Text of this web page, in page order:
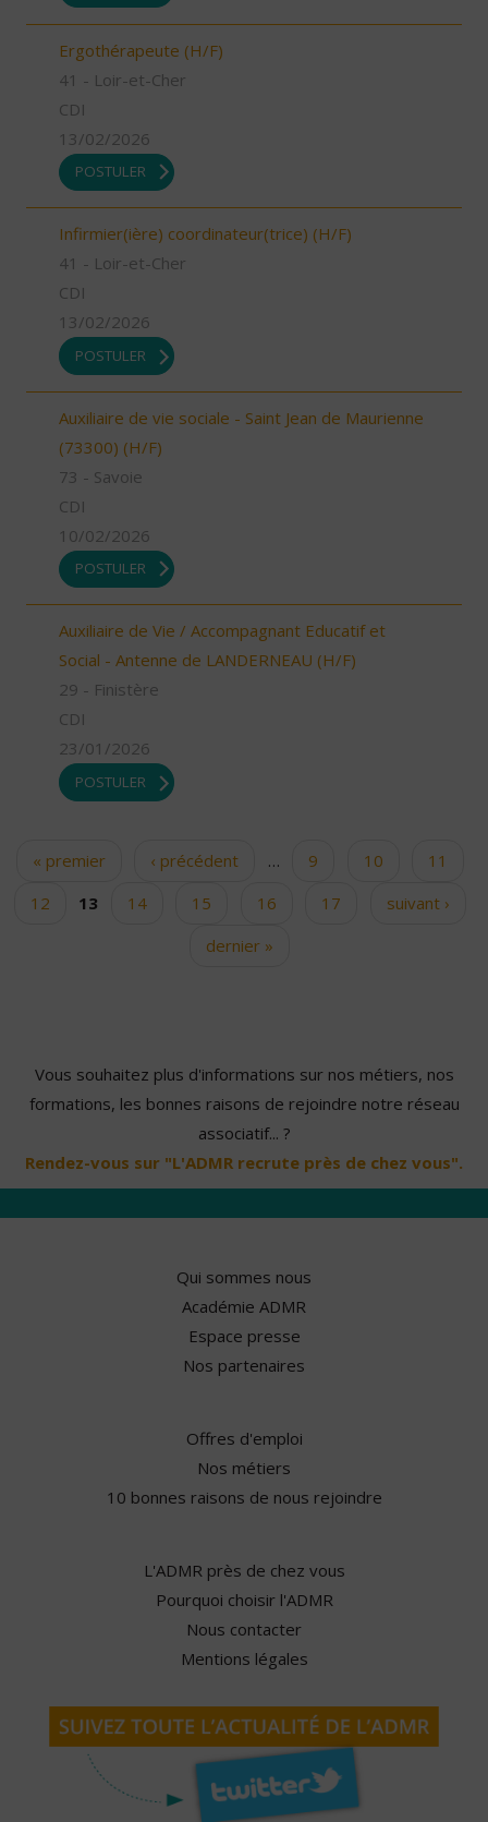
Ergothérapeute (H/F)
41 - Loir-et-Cher
CDI
13/02/2026
POSTULER
Infirmier(ière) coordinateur(trice) (H/F)
41 - Loir-et-Cher
CDI
13/02/2026
POSTULER
Auxiliaire de vie sociale - Saint Jean de Maurienne
(73300) (H/F)
73 - Savoie
CDI
10/02/2026
POSTULER
Auxiliaire de Vie / Accompagnant Educatif et
Social - Antenne de LANDERNEAU (H/F)
29 - Finistère
CDI
23/01/2026
POSTULER
Pages
« premier ‹ précédent … 9 10
11
12
13 14 15 16 17
suivant ›
dernier »
Vous souhaitez plus d'informations sur nos métiers, nos
formations, les bonnes raisons de rejoindre notre réseau
associatif... ?
Rendez-vous sur "L'ADMR recrute près de chez vous".
Qui sommes nous
Académie ADMR
Espace presse
Nos partenaires
Offres d'emploi
Nos métiers
10 bonnes raisons de nous rejoindre
L'ADMR près de chez vous
Pourquoi choisir l'ADMR
Nous contacter
Mentions légales